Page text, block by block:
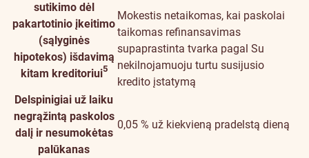
sutikimo dėl
pakartotinio įkeitimo
(sąlyginės
hipotekos) išdavimą
kitam kreditoriui5
Mokestis netaikomas, kai paskolai
taikomas refinansavimas
supaprastinta tvarka pagal Su
nekilnojamuoju turtu susijusio
kredito įstatymą
Delspinigiai už laiku
negrąžintą paskolos
dalį ir nesumokėtas
palūkanas
0,05 % už kiekvieną pradelstą dieną